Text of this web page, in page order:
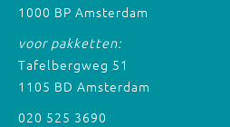
1000 BP Amsterdam
voor pakketten:
Tafelbergweg 51
1105 BD Amsterdam
020 525 3690